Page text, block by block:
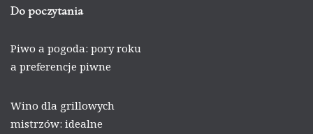
Do poczytania
Piwo a pogoda: pory roku
a preferencje piwne
Wino dla grillowych
mistrzów: idealne